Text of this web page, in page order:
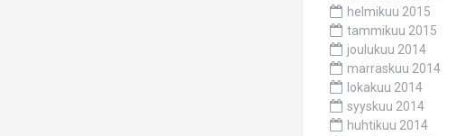
helmikuu 2015
tammikuu 2015
joulukuu 2014
marraskuu 2014
lokakuu 2014
syyskuu 2014
huhtikuu 2014